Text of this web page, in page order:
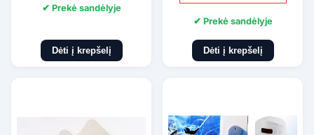
✔ Prekė sandėlyje
Dėti į krepšelį
✔ Prekė sandėlyje
Dėti į krepšelį